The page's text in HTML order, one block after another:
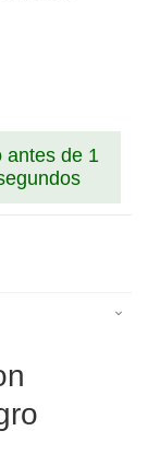
antes de 1